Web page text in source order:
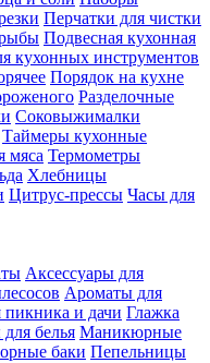
Перчатки для чистки
Подвесная кухонная
кухонных инструментов
Порядок на кухне
Разделочные
Соковыжималки
Таймеры кухонные
мяса Термометры
Хлебницы
Цитрус-прессы Часы для
Аксессуары для
Ароматы для
пикника и дачи Глажка
белья Маникюрные
баки Пепельницы